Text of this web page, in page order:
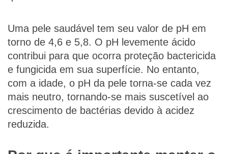
Uma pele saudável tem seu valor de pH em
torno de 4,6 e 5,8. O pH levemente ácido
contribui para que ocorra proteção bactericida
e fungicida em sua superfície. No entanto,
com a idade, o pH da pele torna-se cada vez
mais neutro, tornando-se mais suscetível ao
crescimento de bactérias devido à acidez
reduzida.